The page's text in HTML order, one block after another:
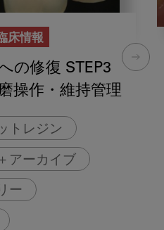
床情報
の修復 STEP3
操作・維持管理
トレジン
アーカイブ
ー